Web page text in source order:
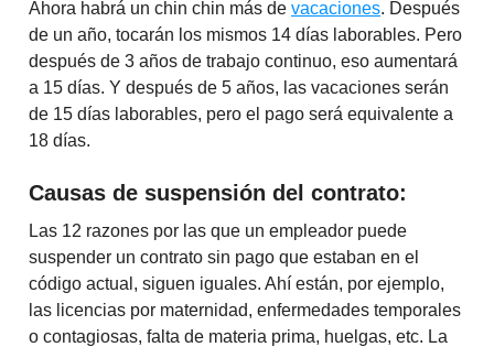
Ahora habrá un chin chin más de vacaciones. Después
de un año, tocarán los mismos 14 días laborables. Pero
después de 3 años de trabajo continuo, eso aumentará
a 15 días. Y después de 5 años, las vacaciones serán
de 15 días laborables, pero el pago será equivalente a
18 días.
Causas de suspensión del contrato:
Las 12 razones por las que un empleador puede
suspender un contrato sin pago que estaban en el
código actual, siguen iguales. Ahí están, por ejemplo,
las licencias por maternidad, enfermedades temporales
o contagiosas, falta de materia prima, huelgas, etc. La